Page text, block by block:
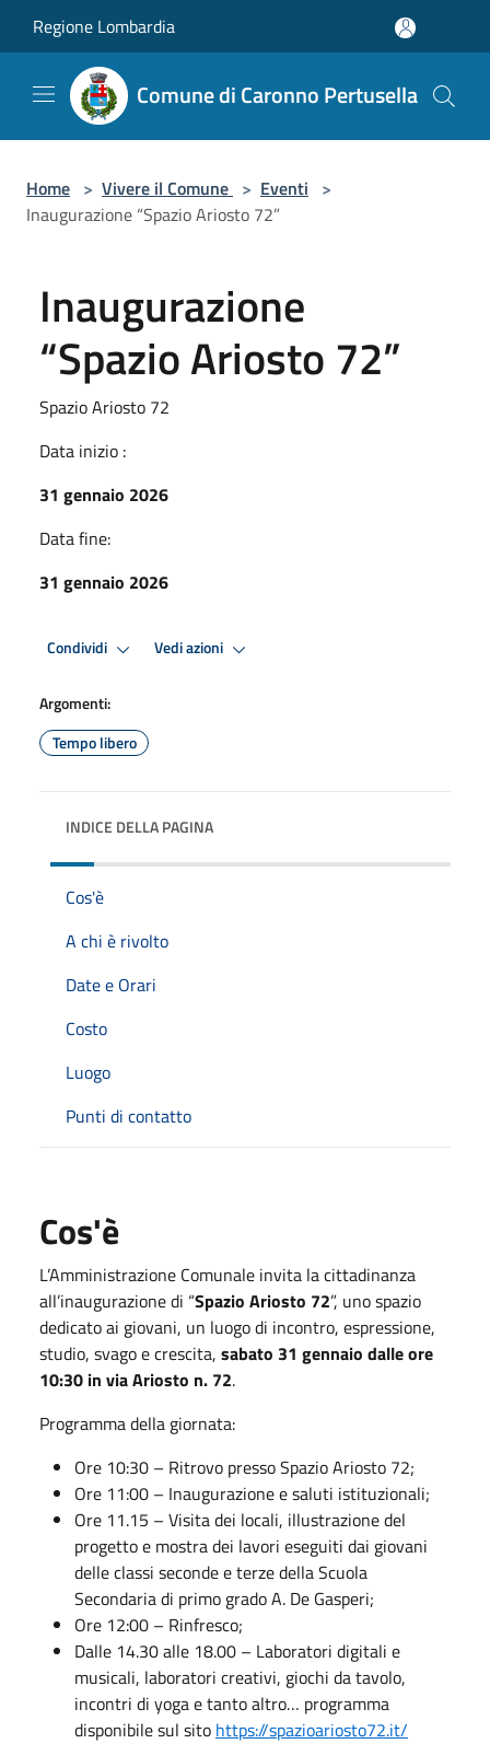
Regione Lombardia
Comune di Caronno Pertusella
Home > Vivere il Comune > Eventi >
Inaugurazione “Spazio Ariosto 72”
Inaugurazione
“Spazio Ariosto 72”
Spazio Ariosto 72
Data inizio :
31 gennaio 2026
Data fine:
31 gennaio 2026
Condividi Vedi azioni
Argomenti:
Tempo libero
INDICE DELLA PAGINA
Cos'è
A chi è rivolto
Date e Orari
Costo
Luogo
Punti di contatto
Cos'è
L’Amministrazione Comunale invita la cittadinanza
all’inaugurazione di “Spazio Ariosto 72”, uno spazio
dedicato ai giovani, un luogo di incontro, espressione,
studio, svago e crescita, sabato 31 gennaio dalle ore
10:30 in via Ariosto n. 72.
Programma della giornata:
Ore 10:30 – Ritrovo presso Spazio Ariosto 72;
Ore 11:00 – Inaugurazione e saluti istituzionali;
Ore 11.15 – Visita dei locali, illustrazione del
progetto e mostra dei lavori eseguiti dai giovani
delle classi seconde e terze della Scuola
Secondaria di primo grado A. De Gasperi;
Ore 12:00 – Rinfresco;
Dalle 14.30 alle 18.00 – Laboratori digitali e
musicali, laboratori creativi, giochi da tavolo,
incontri di yoga e tanto altro… programma
disponibile sul sito https://spazioariosto72.it/